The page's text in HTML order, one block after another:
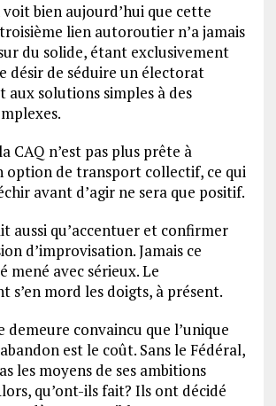
bien aujourd’hui que cette
lien autoroutier n’a jamais
du solide, étant exclusivement
désir de séduire un électorat
aux solutions simples à des
CAQ n’est pas plus prête à
option de transport collectif, ce qui
avant d’agir ne sera que positif.
aussi qu’accentuer et confirmer
d’improvisation. Jamais ce
mené avec sérieux. Le
s’en mord les doigts, à présent.
demeure convaincu que l’unique
est le coût. Sans le Fédéral,
les moyens de ses ambitions
qu’ont-ils fait? Ils ont décidé